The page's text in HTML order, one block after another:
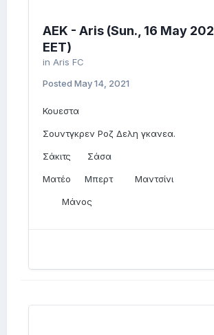
AEK - Aris (Sun., 16 May
EET)
in Aris FC
Posted May 14, 2021
Κουεστα
Σουντγκρεν Ροζ Δελη γκανεα.
Σάκιτς Σάσα
Ματέο Μπερτ Μαντσίνι
Μάνος